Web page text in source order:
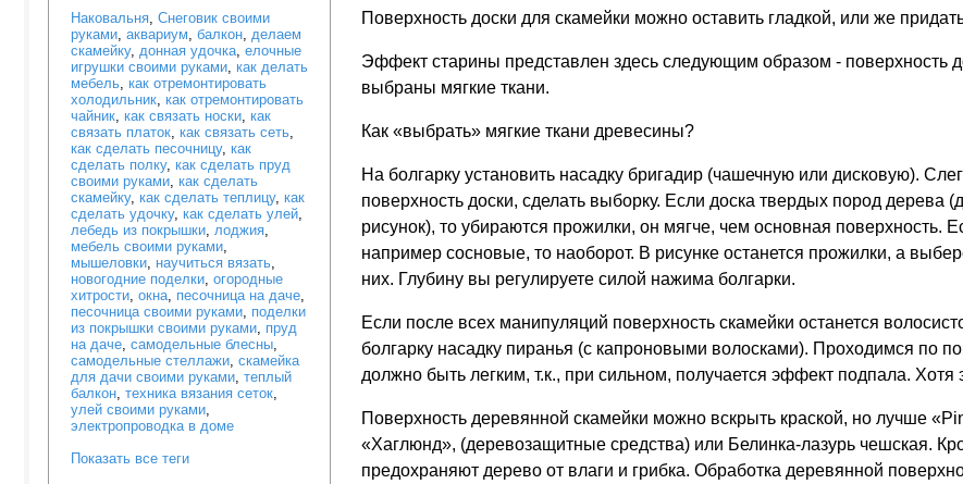
Наковальня, Снеговик своими
руками, аквариум, балкон, делаем
скамейку, донная удочка, елочные
игрушки своими руками, как делать
мебель, как отремонтировать
холодильник, как отремонтировать
чайник, как связать носки, как
связать платок, как связать сеть,
как сделать песочницу, как
сделать полку, как сделать пруд
своими руками, как сделать
скамейку, как сделать теплицу, как
сделать удочку, как сделать улей,
лебедь из покрышки, лоджия,
мебель своими руками,
мышеловки, научиться вязать,
новогодние поделки, огородные
хитрости, окна, песочница на даче,
песочница своими руками, поделки
из покрышки своими руками, пруд
на даче, самодельные блесны,
самодельные стеллажи, скамейка
для дачи своими руками, теплый
балкон, техника вязания сеток,
улей своими руками,
электропроводка в доме
Показать все теги
Поверхность доски для скамейки можно оставить гладкой, или же
Эффект старины представлен здесь следующим образом - поверхность
выбраны мягкие ткани.
Как «выбрать» мягкие ткани древесины?
На болгарку установить насадку бригадир (чашечную или дисковую).
поверхность доски, сделать выборку. Если доска твердых пород дерева
рисунок), то убираются прожилки, он мягче, чем основная поверхность.
например сосновые, то наоборот. В рисунке останется прожилки, а
них. Глубину вы регулируете силой нажима болгарки.
Если после всех манипуляций поверхность скамейки останется
болгарку насадку пиранья (с капроновыми волосками). Проходимся по
должно быть легким, т.к., при сильном, получается эффект подпала. Хотя
Поверхность деревянной скамейки можно вскрыть краской, но лучше
«Хаглюнд», (деревозащитные средства) или Белинка-лазурь чешская.
предохраняют дерево от влаги и грибка. Обработка деревянной